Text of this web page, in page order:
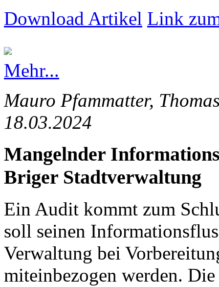
Download Artikel Link
Mehr...
Mauro Pfammatter,
18.03.2024
Mangelnder
Briger Stadtverwaltung
Ein Audit kommt zum
soll seinen
Verwaltung bei
miteinbezogen werden.